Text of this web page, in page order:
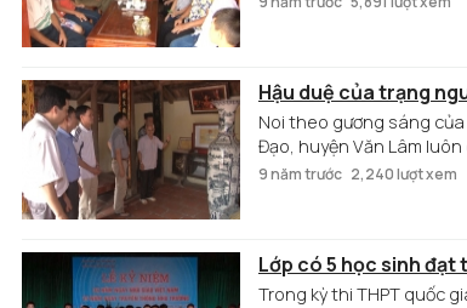
Hậu duệ của trạng
Noi theo gương sáng
Đạo, huyện Văn Lâm
dòng họ hiếu học tiêu biểu.
9 năm trước 2,240 lượt xem
Lớp có 5 học sinh đạt
Trong kỳ thi THPT quốc